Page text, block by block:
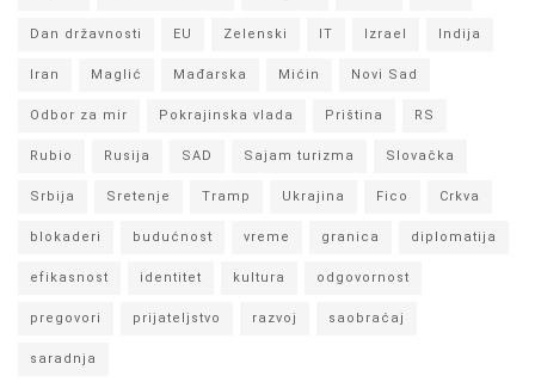
Dan državnosti EU Zelenski IT Izrael Indija
Iran Maglić Mađarska Mićin Novi Sad
Odbor za mir Pokrajinska vlada Priština RS
Rubio Rusija SAD Sajam turizma Slovačka
Srbija Sretenje Tramp Ukrajina Fico Crkva
blokaderi budućnost vreme granica diplomatija
efikasnost identitet kultura odgovornost
pregovori prijateljstvo razvoj saobraćaj
saradnja